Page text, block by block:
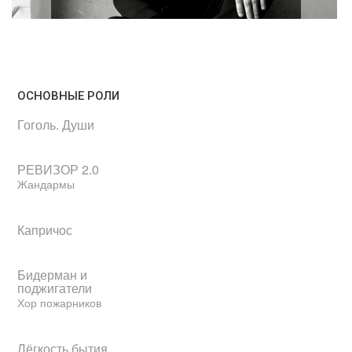
ОСНОВНЫЕ РОЛИ
Гоголь. Души
РЕВИЗОР 2.0
Жандармы
Капричос
Бидерман и
поджигатели
Хор пожарников
Лёгкость бытия